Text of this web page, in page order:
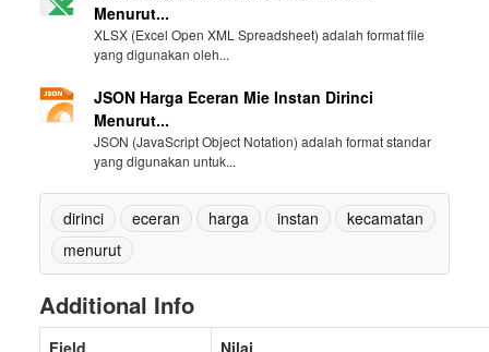
Menurut...
XLSX (Excel Open XML Spreadsheet) adalah format file
yang digunakan oleh...
JSON Harga Eceran Mie Instan Dirinci
Menurut...
JSON (JavaScript Object Notation) adalah format standar
yang digunakan untuk...
dirinci eceran harga instan
kecamatan
menurut
Additional Info
Field
Nilai